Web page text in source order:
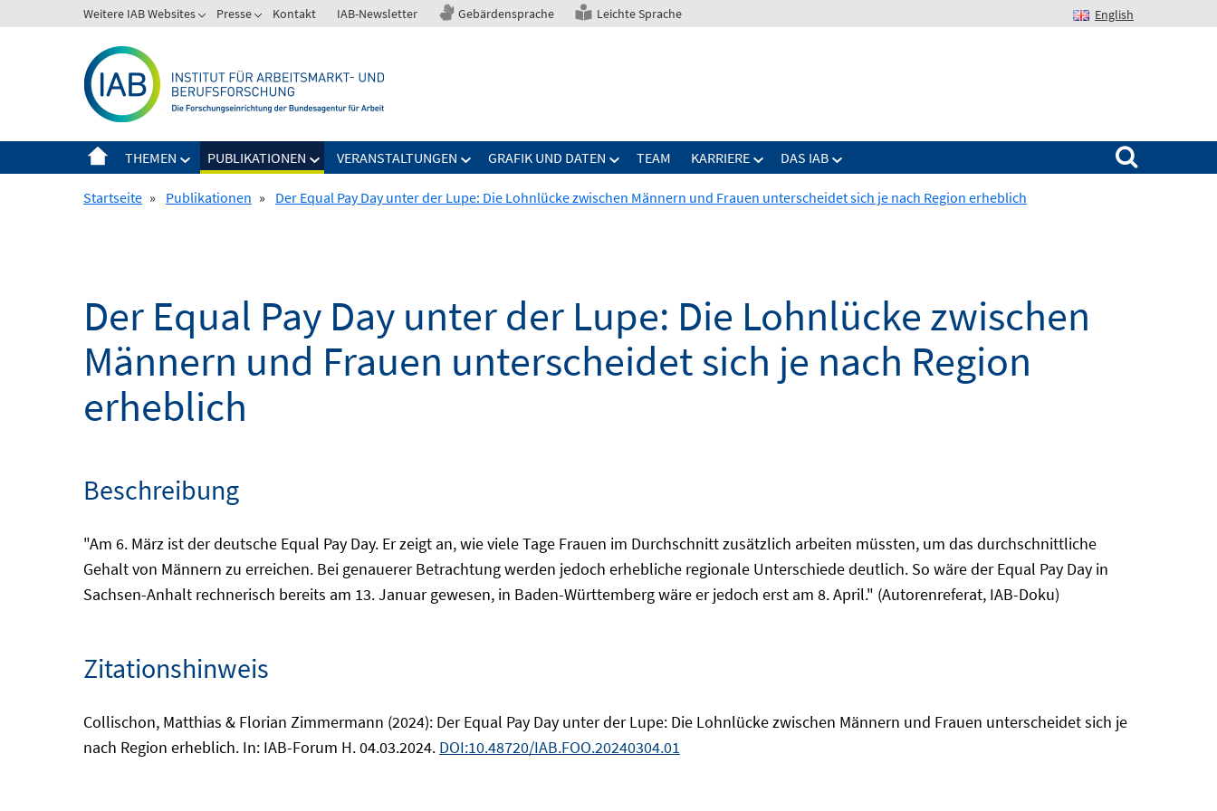
zum
Weitere IAB Websites Presse Kontakt IAB-Newsletter Gebärdensprache Leichte Sprache English
THEMEN PUBLIKATIONEN VERANSTALTUNGEN GRAFIK UND DATEN TEAM KARRIERE DAS IAB
Suchen nach:
Startseite » Publikationen » Der Equal Pay Day unter der Lupe: Die Lohnlücke zwischen Männern und Frauen unterscheidet sich je nach Region erheblich
Der Equal Pay Day unter der Lupe: Die Lohnlücke zwischen
Männern und Frauen unterscheidet sich je nach Region
erheblich
Beschreibung
"Am 6. März ist der deutsche Equal Pay Day. Er zeigt an, wie viele Tage Frauen im Durchschnitt zusätzlich arbeiten müssten, um das durchschnittliche
Gehalt von Männern zu erreichen. Bei genauerer Betrachtung werden jedoch erhebliche regionale Unterschiede deutlich. So wäre der Equal Pay Day in
Sachsen-Anhalt rechnerisch bereits am 13. Januar gewesen, in Baden-Württemberg wäre er jedoch erst am 8. April." (Autorenreferat, IAB-Doku)
Zitationshinweis
Collischon, Matthias & Florian Zimmermann (2024): Der Equal Pay Day unter der Lupe: Die Lohnlücke zwischen Männern und Frauen unterscheidet sich je
nach Region erheblich. In: IAB-Forum H. 04.03.2024. DOI:10.48720/IAB.FOO.20240304.01